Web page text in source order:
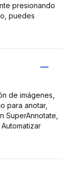
presionando
puedes
de imágenes,
para anotar,
SuperAnnotate,